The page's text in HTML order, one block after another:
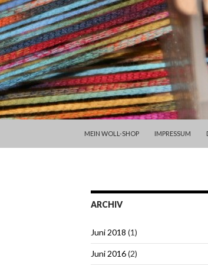
MEIN WOLL-SHOP
IMPRESSUM
ARCHIV
Juni 2018 (1)
Juni 2016(2)